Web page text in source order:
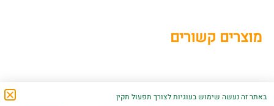
מוצרים קשורים
באתר זה נעשה שימוש בעוגיות לצורך תפעול תקין